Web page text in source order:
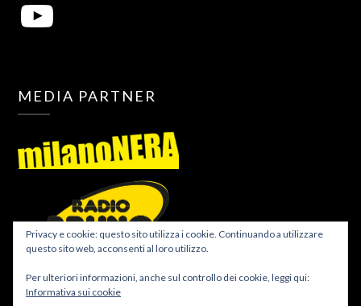
MEDIA PARTNER
Privacy e cookie: questo sito utilizza i cookie. Continuando a utilizzare
questo sito web, acconsenti al loro utilizzo.
Per ulteriori informazioni, anche sul controllo dei cookie, leggi qui:
Informativa sui cookie